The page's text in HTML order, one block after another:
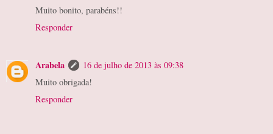
Muito bonito, parabéns!!
Responder
Arabela
16 de julho de 2013 às 09:38
Muito obrigada!
Responder